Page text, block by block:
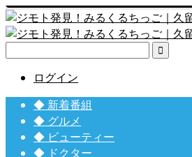

ログイン
◆ 新着番組
◆ グルメ
◆ ビューティー
◆ ドクター